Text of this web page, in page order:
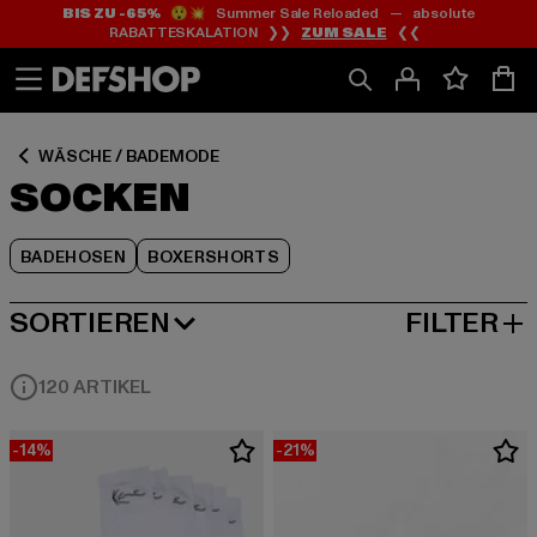
Zum
Inhalt
springen
Zum
Fußzeile
springen
BIS ZU -65%😲💥 Summer Sale Reloaded — absolute
RABATTESKALATION ❯❯ ZUM SALE ❮❮
WÄSCHE / BADEMODE
SOCKEN
BADEHOSEN BOXERSHORTS
Zum
Produktraster
springen
SORTIEREN
BELIEBTESTE FILTER
120 ARTIKEL
-14% -21%